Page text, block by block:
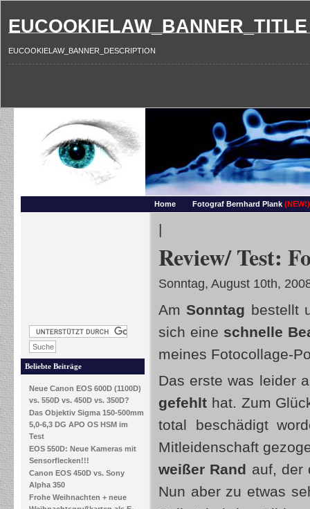
EUCOOKIELAW_BANNER_TITLE
EUCOOKIELAW_BANNER_DESCRIPTION
Home Fotograf Bernhard Plank (NEW!)
Beliebte Beiträge
Neue Canon EOS 600D (1100D)
vs. 550D vs. 450D vs. 350D?
Das Objektiv Sigma 150-500mm
5,0-6,3 DG APO OS HSM im
Test
EOS 550D: Neue Kameras mit
Sensorflecken!!!
Canon EOS 450D vs. Sony
Alpha 350
Frohe Weihnachten + neue
|
Review/ Test:
Sonntag, August 10th,
AmSonntag bestellt
sich eine schnelle
meines Fotocollage-
Das erste was leider
gefehlt hat. Zum
total beschädigt
Mitleidenschaft
weißer Rand auf,
Nun aber zu etwas